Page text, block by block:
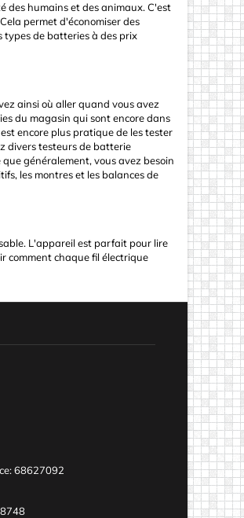
des humains et des animaux. C'est
permet d'économiser des
types de batteries à des prix
ainsi où aller quand vous avez
du magasin qui sont encore dans
encore plus pratique de les tester
divers testeurs de batterie
généralement, vous avez besoin
les montres et les balances de
L'appareil est parfait pour lire
comment chaque fil électrique
68627092